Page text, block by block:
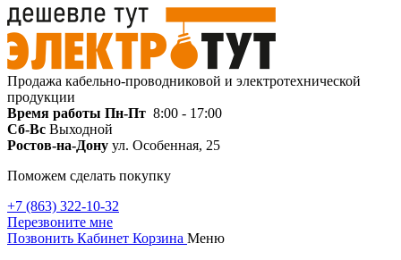
Продажа кабельно-проводниковой и электротехнической
продукции
Время работы Пн-Пт 8:00 - 17:00
Сб-Вс Выходной
Ростов-на-Дону ул. Особенная, 25
Поможем сделать покупку
+7 (863) 322-10-32
Перезвоните мне
Позвонить Кабинет Корзина Меню